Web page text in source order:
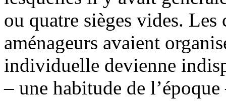
ou quatre sièges vides. Les
aménageurs avaient
individuelle devienne
– une habitude de